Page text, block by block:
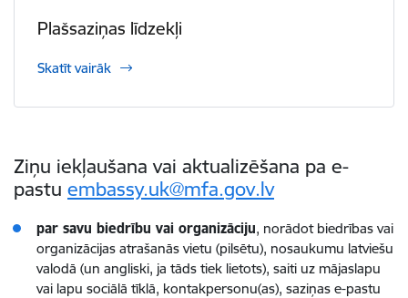
Plašsaziņas līdzekļi
Skatīt vairāk
Ziņu iekļaušana vai aktualizēšana pa e-
pastu embassy.uk@mfa.gov.lv
par savu biedrību vai organizāciju, norādot biedrības vai
organizācijas atrašanās vietu (pilsētu), nosaukumu latviešu
valodā (un angliski, ja tāds tiek lietots), saiti uz mājaslapu
vai lapu sociālā tīklā, kontakpersonu(as), saziņas e-pastu